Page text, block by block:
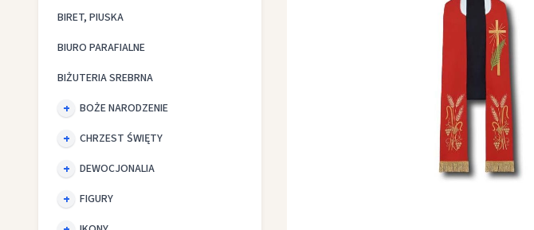
BIRET, PIUSKA
BIURO PARAFIALNE
BIŻUTERIA SREBRNA
BOŻE NARODZENIE
CHRZEST ŚWIĘTY
DEWOCJONALIA
FIGURY